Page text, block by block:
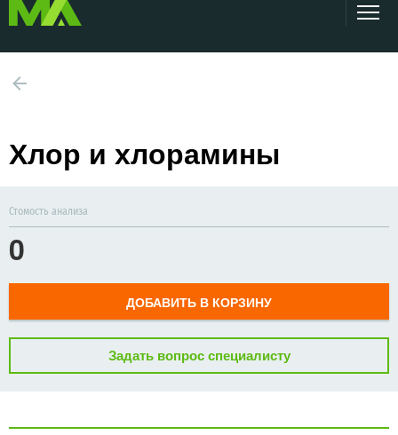
Хлор и хлорамины
Стомость анализа
0
ДОБАВИТЬ В КОРЗИНУ
Задать вопрос специалисту